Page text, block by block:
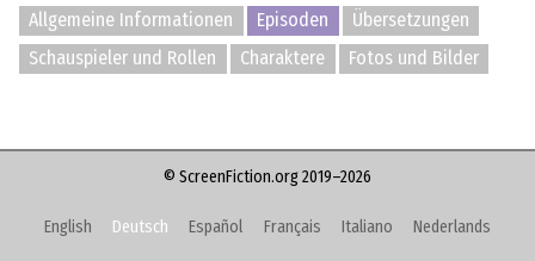
Allgemeine Informationen Episoden
Übersetzungen
Schauspieler und Rollen
Charaktere Fotos und Bilder
© ScreenFiction.org 2019–2026
English Deutsch Español Français Italiano Nederlands